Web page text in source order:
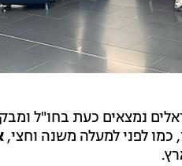
קצת יותר מ-100 אלף ישראלים